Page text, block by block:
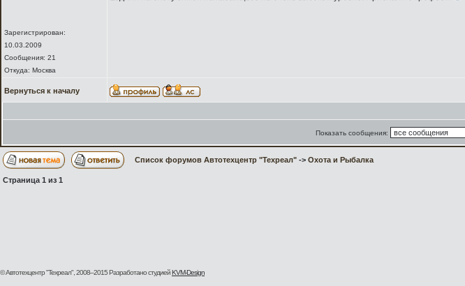
Зарегистрирован:
10.03.2009
Сообщения: 21
Откуда: Москва
Вернуться к началу
Показать сообщения:
Список форумов Автотехцентр "Техреал" -> Охота и Рыбалка
Страница 1 из 1
© Автотехцентр "Техреал", 2008–2015Разработано студиейKVM-Design